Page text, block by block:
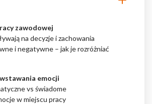
zawodowej
na decyzje i zachowania
i negatywne – jak je rozróżniać
emocji
vs świadome
w miejscu pracy
z dostawcami poszczególnych ciasteczek.
Zapisz moje preferencje
Akceptuj wszystko